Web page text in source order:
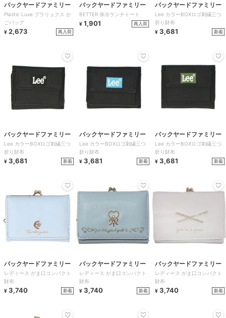
バックヤードファミリー
Plastic Luxe プラリュクス か
ごバッグ
¥ 2,673 再入荷
バックヤードファミリー
BETTER 保冷ランチトート
¥ 1,901 再入荷
バックヤードファミリー
Lee カラーBOXロゴ刺繍三つ
折り財布
¥ 3,681 新着
バックヤードファミリー
Lee カラーBOXロゴ刺繍三つ
折り財布
¥ 3,681 新着
バックヤードファミリー
Lee カラーBOXロゴ刺繍三つ
折り財布
¥ 3,681 新着
バックヤードファミリー
Lee カラーBOXロゴ刺繍三つ
折り財布
¥ 3,681 新着
バックヤードファミリー
レディース がま口コンパクト
財布
¥ 3,740 新着
バックヤードファミリー
レディース がま口コンパクト
財布
¥ 3,740 新着
バックヤードファミリー
レディース がま口コンパクト
財布
¥ 3,740 新着